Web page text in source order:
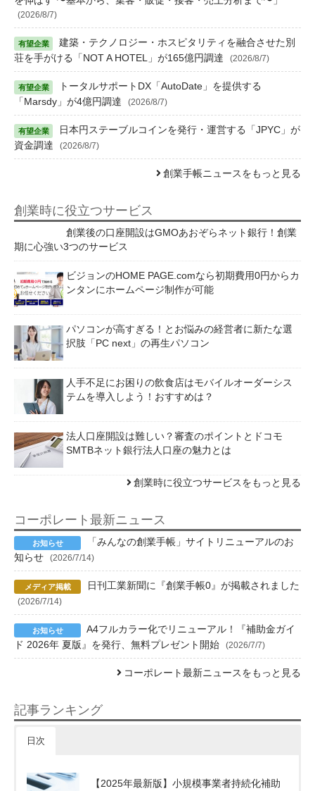
(2026/8/7)
建築・テクノロジー・ホスピタリティを融合させた別
荘を手がける「NOT A HOTEL」が165億円調達
(2026/8/7)
トータルサポートDX「AutoDate」を提供する
「Marsdy」が4億円調達
(2026/8/7)
日本円ステーブルコインを発行・運営する「JPYC」が
資金調達
(2026/8/7)
創業手帳ニュースをもっと見る
創業時に役立つサービス
創業後の口座開設はGMOあおぞらネット銀行！創業
期に心強い3つのサービス
ビジョンのHOME PAGE.comなら初期費用0円からカ
ンタンにホームページ制作が可能
パソコンが高すぎる！とお悩みの経営者に新たな選
択肢「PC next」の再生パソコン
人手不足にお困りの飲食店はモバイルオーダーシス
テムを導入しよう！おすすめは？
法人口座開設は難しい？審査のポイントとドコモ
SMTBネット銀行法人口座の魅力とは
創業時に役立つサービスをもっと見る
コーポレート最新ニュース
「みんなの創業手帳」サイトリニューアルのお
知らせ
(2026/7/14)
日刊工業新聞に『創業手帳0』が掲載されました
(2026/7/14)
A4フルカラー化でリニューアル！『補助金ガイ
ド 2026年 夏版』を発行、無料プレゼント開始
(2026/7/7)
コーポレート最新ニュースをもっと見る
記事ランキング
日次
【2025年最新版】小規模事業者持続化補助